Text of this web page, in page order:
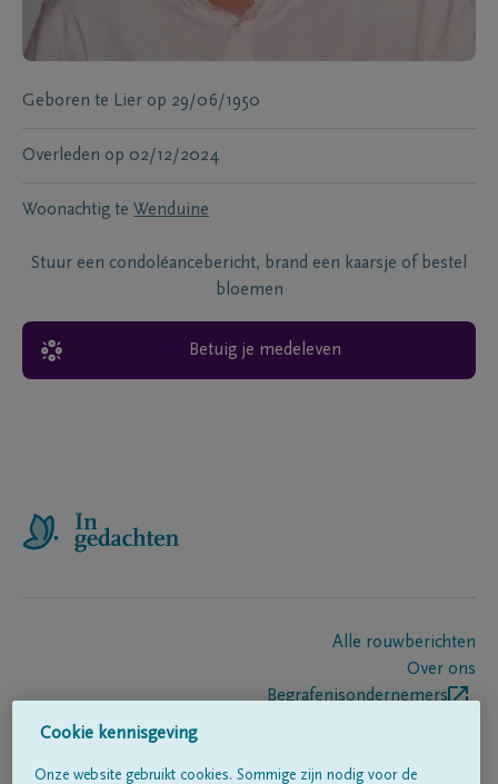
Geboren te Lier op 29/06/1950
Overleden op 02/12/2024
Woonachtig te Wenduine
Stuur een condoléancebericht, brand een kaarsje of bestel
bloemen
Betuig je medeleven
Alle rouwberichten
Over ons
Begrafenisondernemers
Cookie kennisgeving
Onze website gebruikt cookies. Sommige zijn nodig voor de